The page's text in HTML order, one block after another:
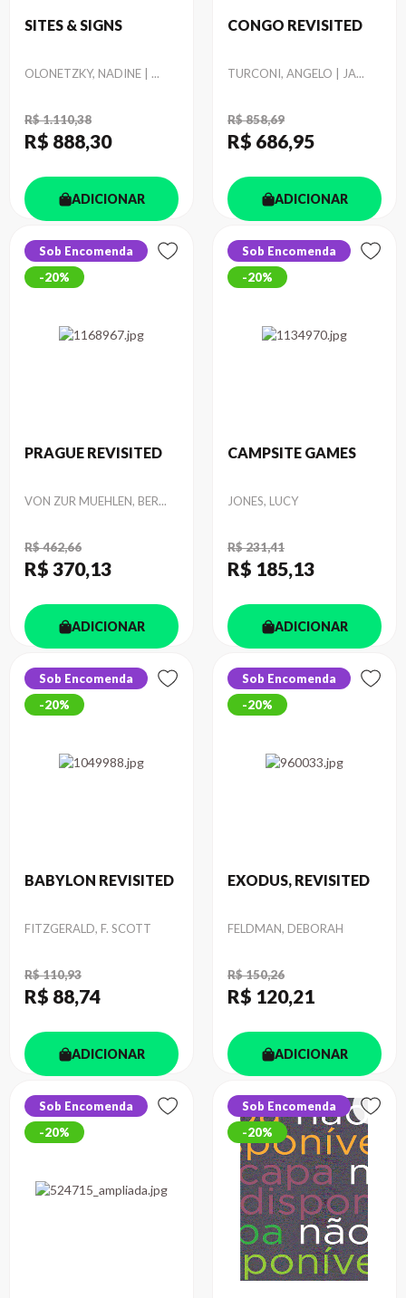
SITES & SIGNS
Autor
OLONETZKY, NADINE | ...
R$ 1.110,38
R$ 888,30
ADICIONAR
CONGO REVISITED
Autor
TURCONI, ANGELO | JA...
R$ 858,69
R$ 686,95
ADICIONAR
Sob Encomenda
20%
PRAGUE REVISITED
Autor
VON ZUR MUEHLEN, BER...
R$ 462,66
R$ 370,13
ADICIONAR
Sob Encomenda
20%
CAMPSITE GAMES
Autor
JONES, LUCY
R$ 231,41
R$ 185,13
ADICIONAR
Sob Encomenda
20%
BABYLON REVISITED
Autor
FITZGERALD, F. SCOTT
R$ 110,93
R$ 88,74
ADICIONAR
Sob Encomenda
20%
EXODUS, REVISITED
Autor
FELDMAN, DEBORAH
R$ 150,26
R$ 120,21
ADICIONAR
Sob Encomenda
20%
Sob Encomenda
20%